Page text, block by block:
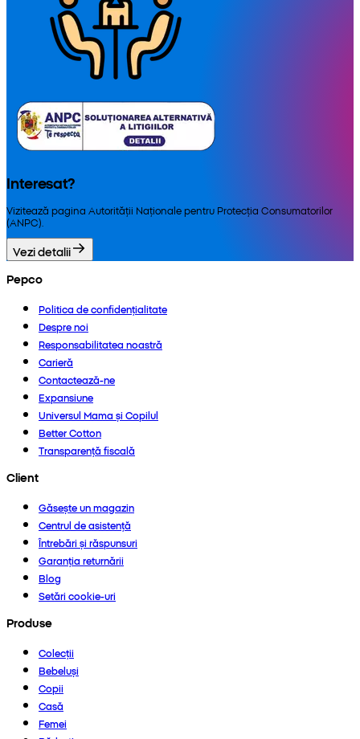
Interesat?
Vizitează pagina Autorității Naționale pentru Protecția Consumatorilor
(ANPC).
Vezi detalii
Pepco
Politica de confidențialitate
Despre noi
Responsabilitatea noastră
Carieră
Contactează-ne
Expansiune
Universul Mama și Copilul
Better Cotton
Transparență fiscală
Client
Găsește un magazin
Centrul de asistență
Întrebări și răspunsuri
Garanția returnării
Blog
Setări cookie-uri
Produse
Colecții
Bebeluși
Copii
Casă
Femei